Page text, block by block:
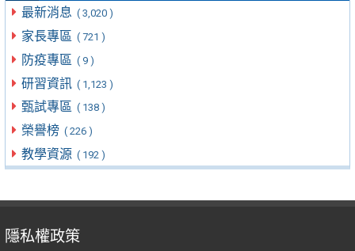
最新消息 ( 3,020 )
家長專區 ( 721 )
防疫專區 ( 9 )
研習資訊 ( 1,123 )
甄試專區 ( 138 )
榮譽榜 ( 226 )
教學資源 ( 192 )
隱私權政策